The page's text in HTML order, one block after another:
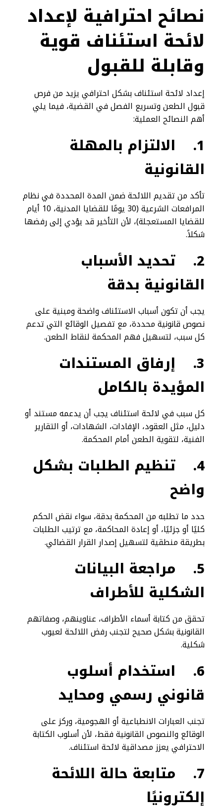
نصائح احترافية لإعداد
لائحة استئناف قوية
وقابلة للقبول
إعداد لائحة استئناف بشكل احترافي يزيد من فرص
قبول الطعن وتسريع الفصل في القضية، فيما يلي
أهم النصائح العملية:
1.
الالتزام بالمهلة
القانونية
تأكد من تقديم اللائحة ضمن المدة المحددة في نظام
المرافعات الشرعية (30 يومًا للقضايا المدنية، 10 أيام
للقضايا المستعجلة)، لأن التأخير قد يؤدي إلى رفضها
شكلاً.
2.
تحديد الأسباب
القانونية بدقة
يجب أن تكون أسباب الاستئناف واضحة ومبنية على
نصوص قانونية محددة، مع تفصيل الوقائع التي تدعم
كل سبب، لتسهيل فهم المحكمة لنقاط الطعن.
3.
إرفاق المستندات
المؤيدة بالكامل
كل سبب في لائحة استئناف يجب أن يدعمه مستند أو
دليل، مثل العقود، الإفادات، الشهادات، أو التقارير
الفنية، لتقوية الطعن أمام المحكمة.
4.
تنظيم الطلبات بشكل
واضح
حدد ما تطلبه من المحكمة بدقة، سواء نقض الحكم
كليًا أو جزئيًا، أو إعادة المحاكمة، مع ترتيب الطلبات
بطريقة منطقية لتسهيل إصدار القرار القضائي.
5.
مراجعة البيانات
الشكلية للأطراف
تحقق من كتابة أسماء الأطراف، عناوينهم، وصفاتهم
القانونية بشكل صحيح لتجنب رفض اللائحة لعيوب
شكلية.
6.
استخدام أسلوب
قانوني رسمي ومحايد
تجنب العبارات الانطباعية أو الهجومية، وركز على
الوقائع والنصوص القانونية فقط، لأن أسلوب الكتابة
الاحترافي يعزز مصداقية لائحة استئناف.
7.
متابعة حالة اللائحة
إلكترونيًا